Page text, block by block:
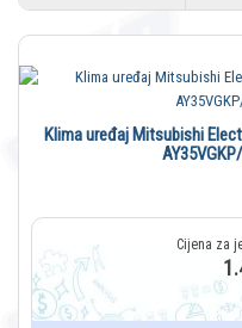
Klima uređaj Mitsubishi